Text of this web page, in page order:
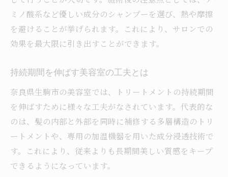
ミノ酸系など優しい成分のシャンプーを選び、熱や摩擦
を避けることが挙げられます。これにより、サロンでの
効果を最大限に引き出すことができます。
持続期間を伸ばす美容室の工夫とは
奈良県生駒市の美容室では、トリートメントの持続期間
を伸ばすために様々な工夫がなされています。代表的な
のは、髪の内部と外部を同時に補修する多層構造のトリ
ートメントや、専用の加温機器を用いた成分浸透技術で
す。これにより、従来よりも長期間美しい質感をキープ
できるようになっています。